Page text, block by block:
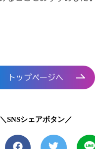
トップページへ
＼SNSシェアボタン／